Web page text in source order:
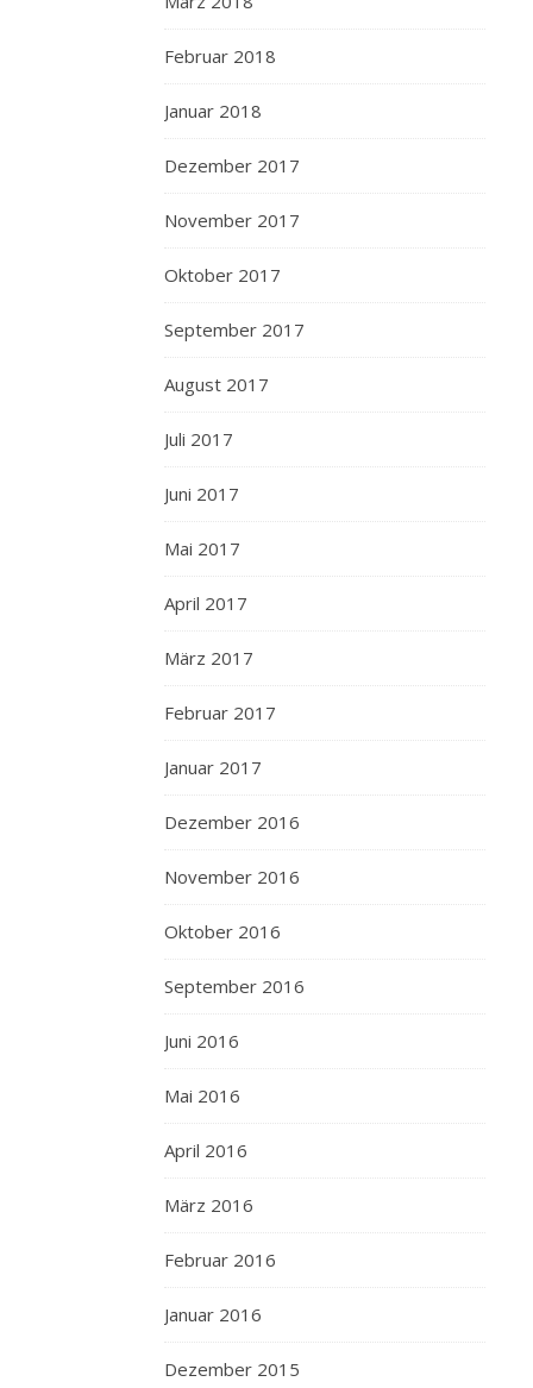
Februar 2018
Januar 2018
Dezember 2017
November 2017
Oktober 2017
September 2017
August 2017
Juli 2017
Juni 2017
Mai 2017
April 2017
März 2017
Februar 2017
Januar 2017
Dezember 2016
November 2016
Oktober 2016
September 2016
Juni 2016
Mai 2016
April 2016
März 2016
Februar 2016
Januar 2016
Dezember 2015